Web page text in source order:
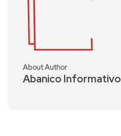
About Author
Abanico Informativo